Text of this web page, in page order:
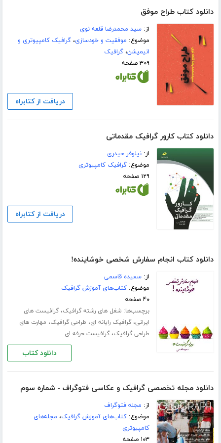
دانلود کتاب طراح موفق
از:سید محمدرضا قلعه نوی
موضوع: موفقیت و خودسازی،گرافیک کامپیوتری و
انیمیشن،گرافیک
۳۰۹ صفحه
دریافت از کتابراه
دانلود کتاب کارور گرافیک مقدماتی
از:نیلوفر حیدری
موضوع:گرافیک کامپیوتری
۱۲۹ صفحه
دریافت از کتابراه
دانلود کتاب انجام سفارش شخصی خوشاینده!
از:سعیده قاسمی
موضوع:کتاب‌های آموزش گرافیک
۴۰ صفحه
برچسب‌ها:شغل های رشته گرافیک،گرافیست های
ایرانی،گرافیک رایانه ای، طراحی گرافیک، مهارت های
طراحی گرافیک،گرافیست حرفه ای
دانلود کتاب
دانلود مجله تخصصی گرافیک و عکاسی فتوگراف - شماره سوم
از: مجله فتوگراف
موضوع:کتاب‌های آموزش گرافیک، مجله‌های
کامپیوتری
۱۰۳ صفحه